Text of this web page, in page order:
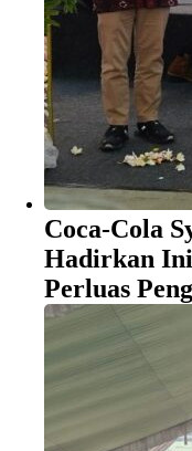
Coca-Cola
Hadirkan
Perluas